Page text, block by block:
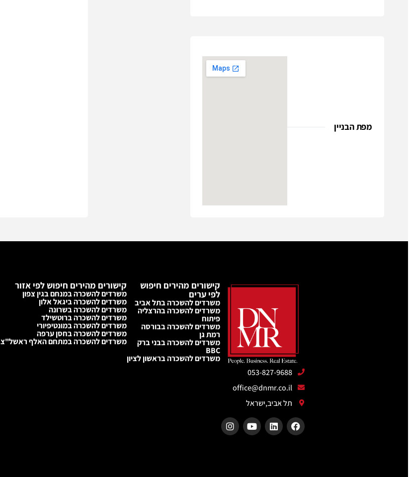
מפת הבניין
053-827-9688
office@dnmr.co.il
תל אביב,ישראל
קישורים מהירים חיפוש
לפי ערים
משרדים להשכרה בתל אביב
משרדים להשכרה בהרצליה
פיתוח
משרדים להשכרה בבורסה
רמת גן
משרדים להשכרה בבני ברק
BBC
משרדים להשכרה בראשון לציון
קישורים מהירים חיפוש לפי אזור
משרדים להשכרה במנחם בגין צפון
משרדים להשכרה ביגאל אלון
משרדים להשכרה בשרונה
משרדים להשכרה ברוטשילד
משרדים להשכרה במונטיפיורי
משרדים להשכרה בחסן ערפה
משרדים להשכרה במתחם האלף ראשל"צ